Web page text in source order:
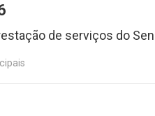
de serviços do